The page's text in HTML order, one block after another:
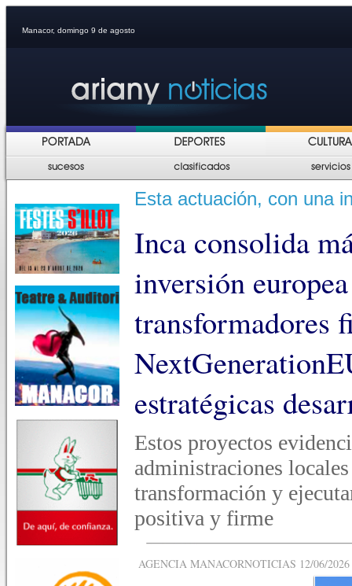
Manacor, domingo 9 de agosto
Esta actuación, con una
Inca consolida
inversión
transformadores
estratégicas
Estos proyectos
administraciones
transformación y
positiva y firme
AGENCIA MANACORNOTICIAS 12/06/